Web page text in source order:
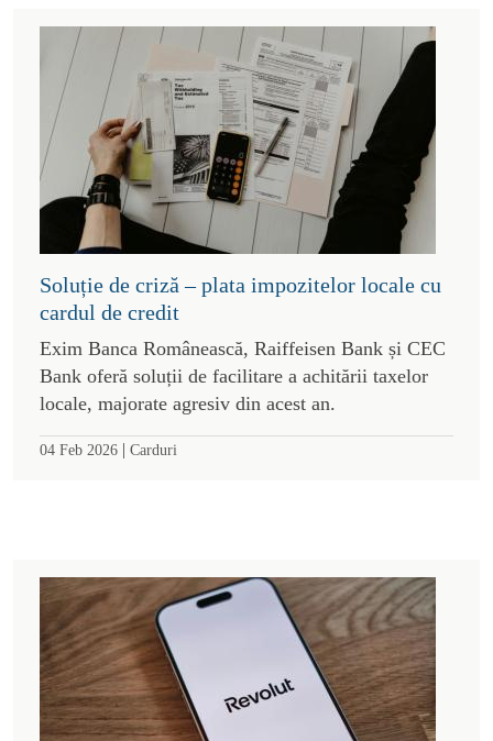
Soluție de criză – plata impozitelor locale cu
cardul de credit
Exim Banca Românească, Raiffeisen Bank și CEC
Bank oferă soluții de facilitare a achitării taxelor
locale, majorate agresiv din acest an.
04 Feb 2026 | Carduri